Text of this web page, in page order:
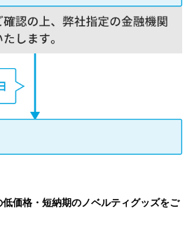
価格・短納期のノベルティグッズをご